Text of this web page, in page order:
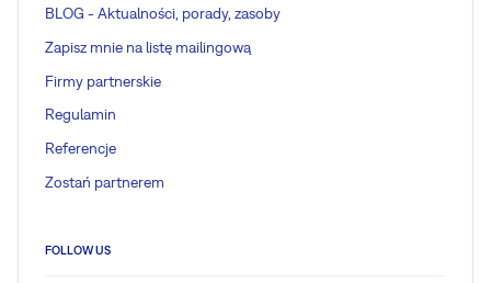
BLOG - Aktualności, porady, zasoby
Zapisz mnie na listę mailingową
Firmy partnerskie
Regulamin
Referencje
Zostań partnerem
FOLLOW US